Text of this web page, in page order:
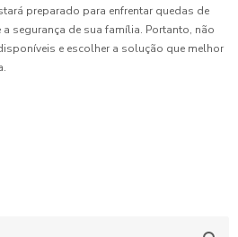
preparado para enfrentar quedas de
segurança de sua família. Portanto, não
e escolher a solução que melhor